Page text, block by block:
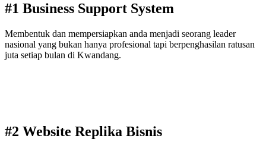
#1 Business Support System
Membentuk dan mempersiapkan anda menjadi seorang leader
nasional yang bukan hanya profesional tapi berpenghasilan ratusan
juta setiap bulan di Kwandang.
#2 Website Replika Bisnis